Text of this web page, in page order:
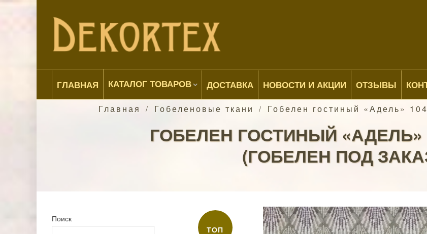
ГЛАВНАЯ КАТАЛОГ ТОВАРОВ ДОСТАВКА НОВОСТИ И АКЦИИ ОТЗЫВЫ
Главная / Гобеленовые ткани / Гобелен гостиный «Адель»
ГОБЕЛЕН ГОСТИНЫЙ «АДЕЛЬ»
(ГОБЕЛЕН ПОД
ТОП
Поиск